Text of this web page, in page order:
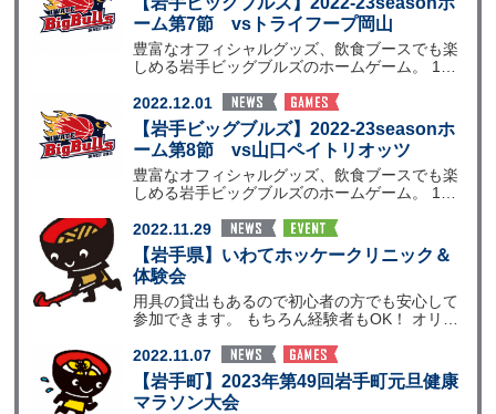
ーム第7節 vsトライフープ岡山
豊富なオフィシャルグッズ、飲食ブースでも楽
しめる岩手ビッグブルズのホームゲーム。 18
2022.12.01
【岩手ビッグブルズ】2022-23seasonホ
ーム第8節 vs山口ペイトリオッツ
豊富なオフィシャルグッズ、飲食ブースでも楽
しめる岩手ビッグブルズのホームゲーム。 18
2022.11.29
【岩手県】いわてホッケークリニック＆
体験会
用具の貸出もあるので初心者の方でも安心して
参加できます。 もちろん経験者もOK！ オリン
2022.11.07
【岩手町】2023年第49回岩手町元旦健康
マラソン大会